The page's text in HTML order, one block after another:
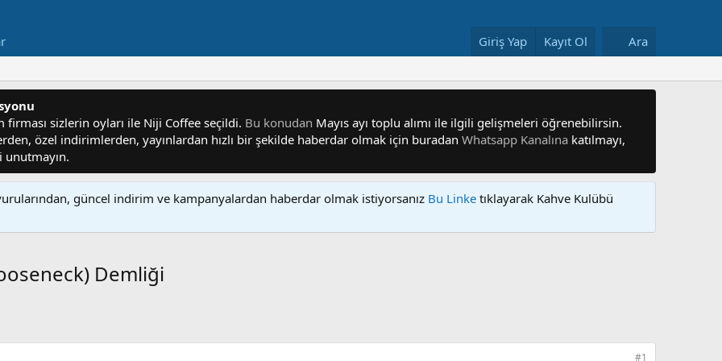
Giriş Yap Kayıt Ol Ara
firması sizlerin oyları ile Niji Coffee seçildi. Bu konudan Mayıs ayı toplu alımı ile ilgili gelişmeleri öğrenebilirsin.
özel indirimlerden, yayınlardan hızlı bir şekilde haberdar olmak için buradan Whatsapp Kanalına katılmayı,
güncel indirim ve kampanyalardan haberdar olmak istiyorsanız Bu Linke tıklayarak Kahve Kulübü
Demliği
#1